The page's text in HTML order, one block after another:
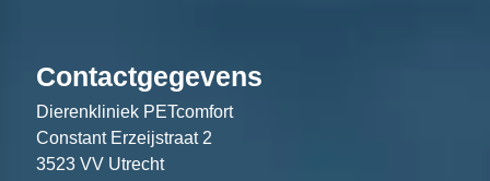
Contactgegevens
Dierenkliniek PETcomfort
Constant Erzeijstraat 2
3523 VV Utrecht